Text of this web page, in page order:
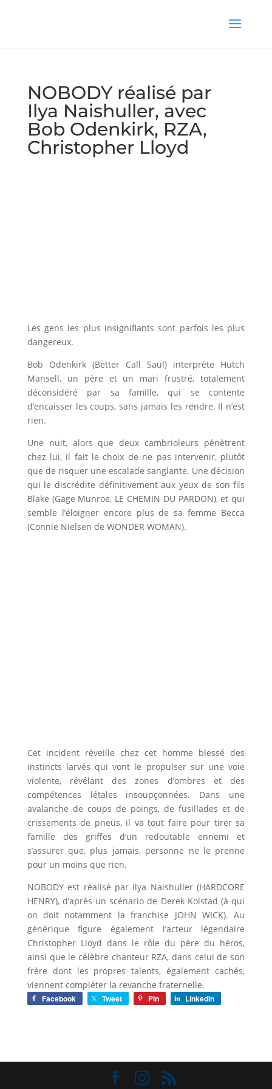
NOBODY réalisé par
Ilya Naishuller, avec
Bob Odenkirk, RZA,
Christopher Lloyd
Les gens les plus insignifiants sont parfois les plus
dangereux.
Bob Odenkirk (Better Call Saul) interprète Hutch
Mansell, un père et un mari frustré, totalement
déconsidéré par sa famille, qui se contente
d’encaisser les coups, sans jamais les rendre. Il n’est
rien.
Une nuit, alors que deux cambrioleurs pénètrent
chez lui, il fait le choix de ne pas intervenir, plutôt
que de risquer une escalade sanglante. Une décision
qui le discrédite définitivement aux yeux de son fils
Blake (Gage Munroe, LE CHEMIN DU PARDON), et qui
semble l’éloigner encore plus de sa femme Becca
(Connie Nielsen de WONDER WOMAN).
Cet incident réveille chez cet homme blessé des
instincts larvés qui vont le propulser sur une voie
violente, révélant des zones d’ombres et des
compétences létales insoupçonnées. Dans une
avalanche de coups de poings, de fusillades et de
crissements de pneus, il va tout faire pour tirer sa
famille des griffes d’un redoutable ennemi et
s’assurer que, plus jamais, personne ne le prenne
pour un moins que rien.
NOBODY est réalisé par Ilya Naishuller (HARDCORE
HENRY), d’après un scénario de Derek Kolstad (à qui
on doit notamment la franchise JOHN WICK). Au
générique figure également l’acteur légendaire
Christopher Lloyd dans le rôle du père du héros,
ainsi que le célèbre chanteur RZA, dans celui de son
frère dont les propres talents, également cachés,
viennent compléter la revanche fraternelle.
Facebook Tweet Pin LinkedIn